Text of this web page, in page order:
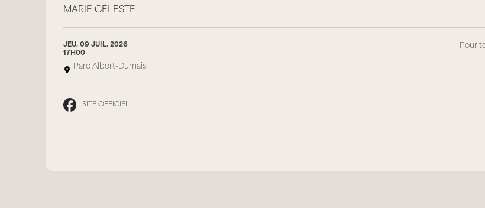
MARIE CÉLESTE
JEU. 09 JUIL. 2026
17H00
Parc Albert-Dumais
Pour
SITE OFFICIEL